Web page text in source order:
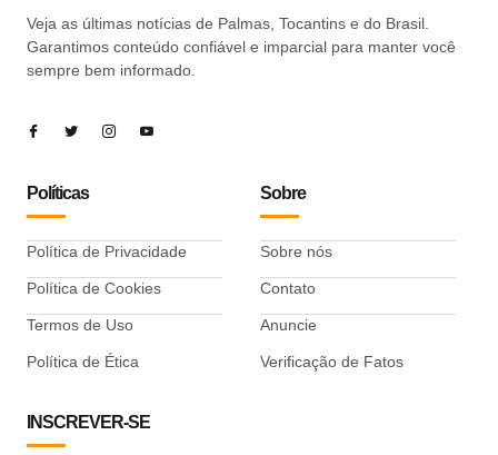
Veja as últimas notícias de Palmas, Tocantins e do Brasil.
Garantimos conteúdo confiável e imparcial para manter você
sempre bem informado.
Políticas
Política de Privacidade
Política de Cookies
Termos de Uso
Política de Ética
Sobre
Sobre nós
Contato
Anuncie
Verificação de Fatos
INSCREVER-SE